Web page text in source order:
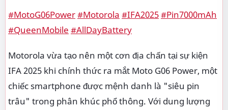
#MotoG06Power#Motorola #IFA2025#Pin7000mAh
#QueenMobile #AllDayBattery
Motorola vừa tạo nên một cơn địa chấn tại sự kiện
IFA 2025 khi chính thức ra mắt Moto G06 Power, một
chiếc smartphone được mệnh danh là "siêu pin
trâu" trong phân khúc phổ thông. Với dung lượng